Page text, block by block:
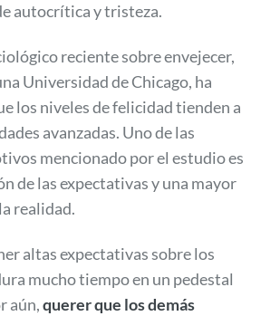
autocrítica y tristeza.
reciente sobre envejecer,
Universidad de Chicago, ha
los niveles de felicidad tienden a
avanzadas. Uno de las
mencionado por el estudio es
de las expectativas y una mayor
realidad.
altas expectativas sobre los
mucho tiempo en un pedestal
aún,querer que los demás